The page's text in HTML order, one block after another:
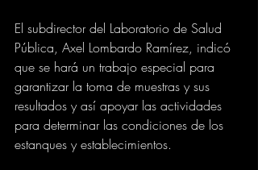
El subdirector del Laboratorio de Salud
Pública, Axel Lombardo Ramírez, indicó
que se hará un trabajo especial para
garantizar la toma de muestras y sus
resultados y así apoyar las actividades
para determinar las condiciones de los
estanques y establecimientos.